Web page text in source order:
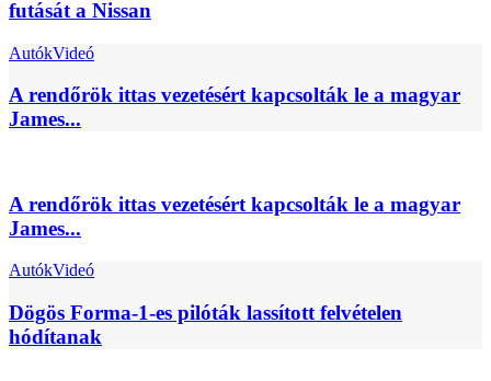
futását a Nissan
AutókVideó
A rendőrök ittas vezetésért kapcsolták le a magyar
James...
A rendőrök ittas vezetésért kapcsolták le a magyar
James...
AutókVideó
Dögös Forma-1-es pilóták lassított felvételen
hódítanak